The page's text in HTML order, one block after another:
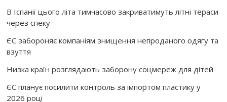
В Іспанії цього літа тимчасово закриватимуть літні тераси
через спеку
ЄС забороняє компаніям знищення непроданого одягу та
взуття
Низка країн розглядають заборону соцмереж для дітей
ЄС планує посилити контроль за імпортом пластику у
2026 році